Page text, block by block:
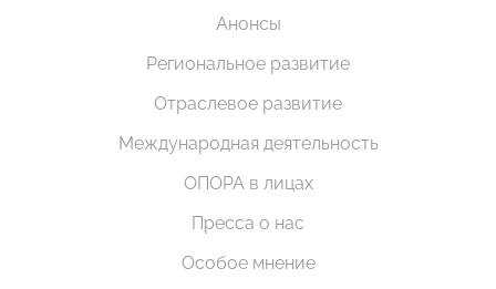
Анонсы
Региональное развитие
Отраслевое развитие
Международная деятельность
ОПОРА в лицах
Пресса о нас
Особое мнение